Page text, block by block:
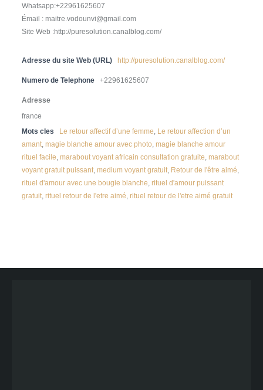
Whatsapp:+22961625607
Émail : maitre.vodounvi@gmail.com
Site Web :http://puresolution.canalblog.com/
Adresse du site Web (URL) http://puresolution.canalblog.com/
Numero de Telephone +22961625607
Adresse
france
Mots cles
Le retour affectif d’une femme
Le retour affection d’un
amant magie blanche amour avec photo magie blanche amour
rituel facile marabout voyant africain consultation gratuite marabout
voyant gratuit puissant medium voyant gratuit Retour de l'être aimé
rituel d'amour avec une bougie blanche rituel d'amour puissant
gratuit rituel retour de l'etre aimé rituel retour de l'etre aimé gratuit